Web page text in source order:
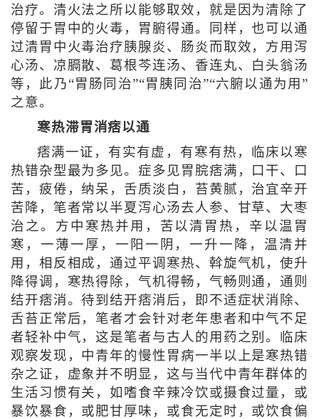
治疗。清火法之所以能够取效，就是因为清除了
停留于胃中的火毒，胃腑得通。同样，也可以通
过清胃中火毒治疗胰腺炎、肠炎而取效，方用泻
心汤、凉膈散、葛根芩连汤、香连丸、白头翁汤
等，此乃“胃肠同治”“胃胰同治”“六腑以通为用”
之意。
寒热滞胃消痞以通
痞满一证，有实有虚，有寒有热，临床以寒
热错杂型最为多见。症多见胃脘痞满，口干、口
苦，疲倦，纳呆，舌质淡白，苔黄腻，治宜辛开
苦降，笔者常以半夏泻心汤去人参、甘草、大枣
治之。方中寒热并用，苦以清胃热，辛以温胃
寒，一薄一厚，一阳一阴，一升一降，温清并
用，相反相成，通过平调寒热、斡旋气机，使升
降得调，寒热得除，气机得畅，气畅则通，通则
结开痞消。待到结开痞消后，即不适症状消除、
舌苔正常后，笔者才会针对老年患者和中气不足
者轻补中气，这是笔者与古人的用药之别。临床
观察发现，中青年的慢性胃病一半以上是寒热错
杂之证，虚象并不明显，这与当代中青年群体的
生活习惯有关，如嗜食辛辣冷饮或摄食过量，或
暴饮暴食，或肥甘厚味，或食无定时，或饮食偏